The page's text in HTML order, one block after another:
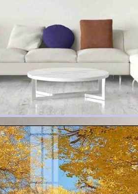
Tranh Con Hổ
trong giỏ hàng.
Tìm
kiếm: